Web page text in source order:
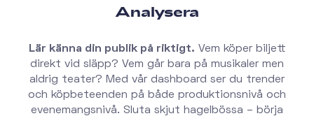
Analysera
Lär känna din publik på riktigt. Vem köper biljett
direkt vid släpp? Vem går bara på musikaler men
aldrig teater? Med vår dashboard ser du trender
och köpbeteenden på både produktionsnivå och
evenemangsnivå. Sluta skjut hagelbössa – börja